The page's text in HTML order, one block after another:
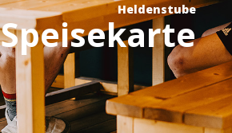
Heldenstube
Speisekarte